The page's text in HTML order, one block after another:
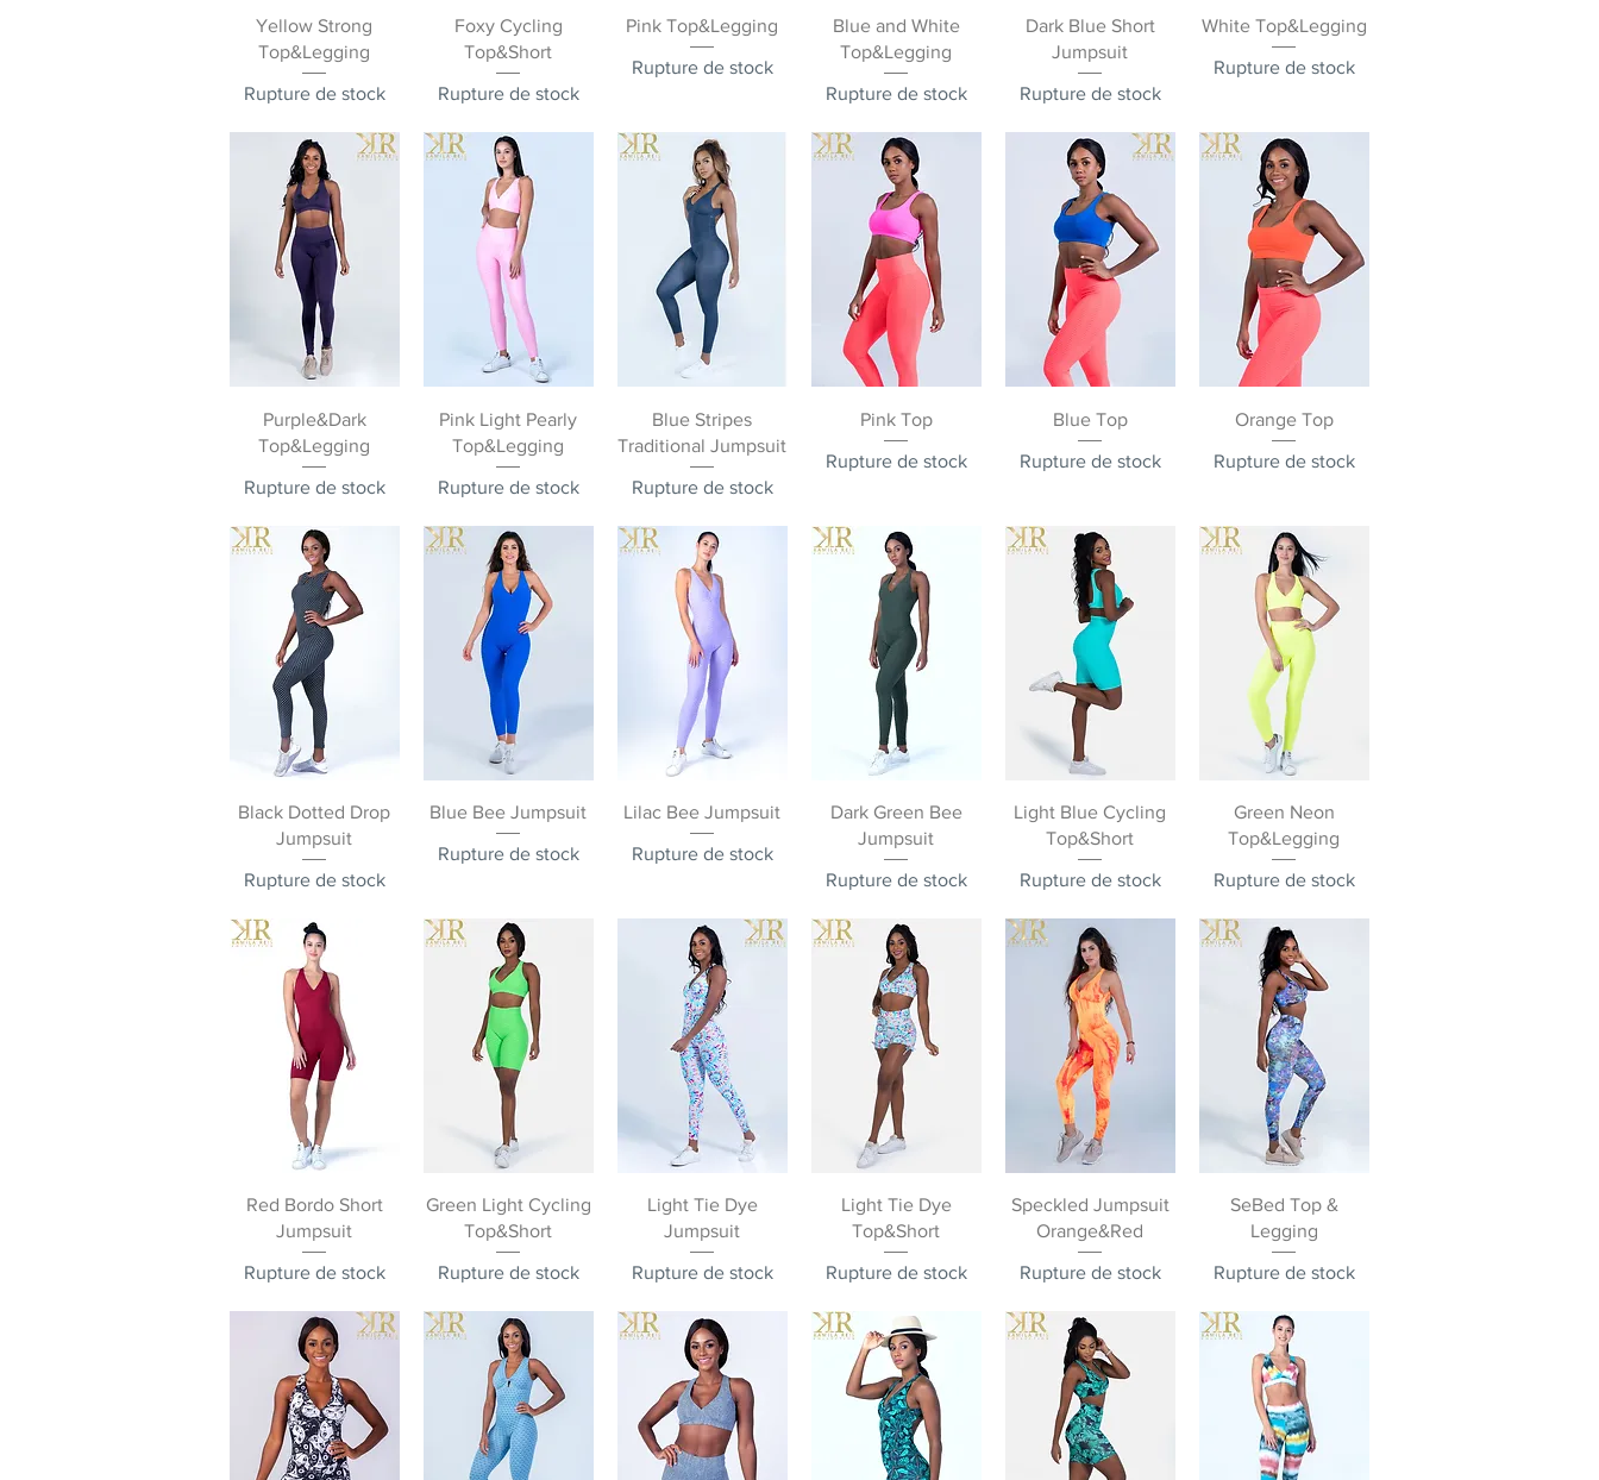
Aperçu rapide
Yellow Strong
Top&Legging
Rupture de stock
Aperçu rapide
Foxy Cycling
Top&Short
Rupture de stock
Aperçu rapide
Pink Top&Legging
Rupture de stock
Aperçu rapide
Blue and White
Top&Legging
Rupture de stock
Aperçu rapide
Dark Blue Short
Jumpsuit
Rupture de stock
Aperçu rapide
White Top&Legging
Rupture de stock
Aperçu rapide
Purple&Dark
Top&Legging
Rupture de stock
Aperçu rapide
Pink Light Pearly
Top&Legging
Rupture de stock
Aperçu rapide
Blue Stripes
Traditional Jumpsuit
Rupture de stock
Aperçu rapide
Pink Top
Rupture de stock
Aperçu rapide
Blue Top
Rupture de stock
Aperçu rapide
Orange Top
Rupture de stock
Aperçu rapide
Black Dotted Drop
Jumpsuit
Rupture de stock
Aperçu rapide
Blue Bee Jumpsuit
Rupture de stock
Aperçu rapide
Lilac Bee Jumpsuit
Rupture de stock
Aperçu rapide
Dark Green Bee
Jumpsuit
Rupture de stock
Aperçu rapide
Light Blue Cycling
Top&Short
Rupture de stock
Aperçu rapide
Green Neon
Top&Legging
Rupture de stock
Aperçu rapide
Red Bordo Short
Jumpsuit
Rupture de stock
Aperçu rapide
Green Light Cycling
Top&Short
Rupture de stock
Aperçu rapide
Light Tie Dye
Jumpsuit
Rupture de stock
Aperçu rapide
Light Tie Dye
Top&Short
Rupture de stock
Aperçu rapide
Speckled Jumpsuit
Orange&Red
Rupture de stock
Aperçu rapide
SeBed Top &
Legging
Rupture de stock